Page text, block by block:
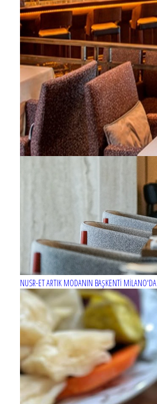
Barış Manço'nun mirasçıları mahkemede!
NUSR-ET ARTIK MODANIN BAŞKENTİ MİLANO'DA